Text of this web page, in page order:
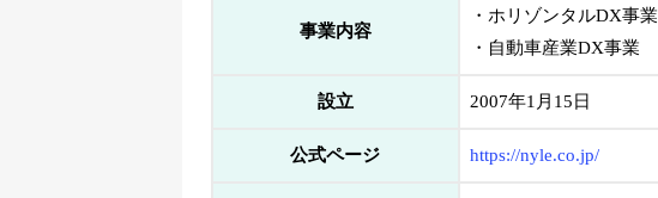
事業内容
・ホリゾンタルDX事業
・自動車産業DX事業
設立 2007年1月15日
公式ページ https://nyle.co.jp/